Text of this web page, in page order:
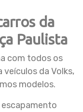
da
Paulista
com todos os
da Volks,
modelos.